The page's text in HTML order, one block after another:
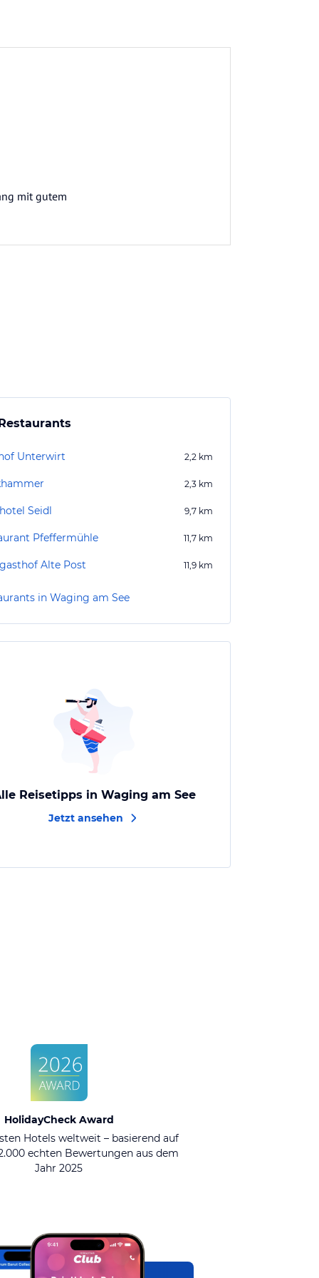
mit gutem
Unterwirt 2,2 km
2,3 km
Seidl 9,7 km
Pfeffermühle 11,7 km
Alte Post 11,9 km
in Waging am See
Reisetipps in Waging am See
Jetzt ansehen
HolidayCheck Award
Hotels weltweit – basierend auf
echten Bewertungen aus dem
Jahr 2025